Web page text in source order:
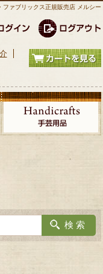
ファブリックス正規販売店 メルシー